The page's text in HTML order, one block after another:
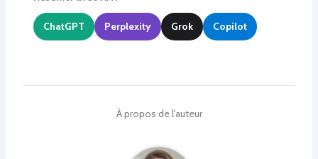
ChatGPT Perplexity Grok Copilot
À propos de l'auteur